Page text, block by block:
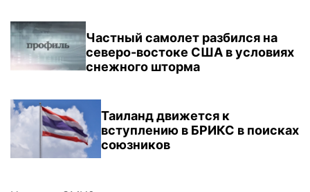
Частный самолет разбился на
северо-востоке США в условиях
снежного шторма
Таиланд движется к
вступлению в БРИКС в поисках
союзников